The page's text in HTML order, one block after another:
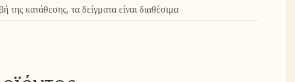
της κατάθεσης, τα δείγματα είναι διαθέσιμα